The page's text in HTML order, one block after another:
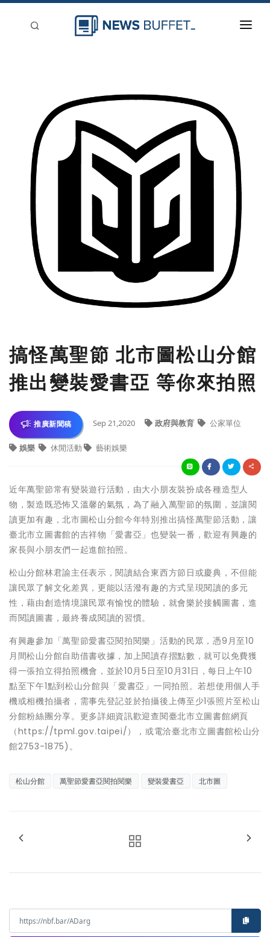
刊登
搞怪萬聖節 北市圖松山分館
推出變裝愛書亞 等你來拍照
推廣新聞稿 Sep 21,2020 政府與教育 公家單位
娛樂 休閒活動 藝術娛樂
近年萬聖節常有變裝遊行活動，由大小朋友裝扮成各種造型人
物，製造既恐怖又溫馨的氣氛，為了融入萬聖節的氛圍，並讓閱
讀更加有趣，北市圖松山分館今年特別推出搞怪萬聖節活動，讓
臺北市立圖書館的吉祥物「愛書亞」也變裝一番，歡迎有興趣的
家長與小朋友們一起進館拍照。
松山分館林君諭主任表示，閱讀結合東西方節日或慶典，不但能
讓民眾了解文化差異，更能以活潑有趣的方式呈現閱讀的多元
性，藉由創造情境讓民眾有愉悅的體驗，就會樂於接觸圖書，進
而閱讀圖書，最終養成閱讀的習慣。
有興趣參加「萬聖節愛書亞閱拍閱樂」活動的民眾，憑9月至10
月間松山分館自助借書收據，加上閱讀存摺點數，就可以免費獲
得一張拍立得拍照機會，並於10月5日至10月31日，每日上午10
點至下午1點到松山分館與「愛書亞」一同拍照。若想使用個人手
機或相機拍攝者，需事先登記並於拍攝後上傳至少1張照片至松山
分館粉絲團分享。更多詳細資訊歡迎查閱臺北市立圖書館網頁
（https://tpml.gov.taipei/），或電洽臺北市立圖書館松山分
館2753-1875)。
松山分館 萬聖節愛書亞閱拍閱樂 變裝愛書亞 北市圖